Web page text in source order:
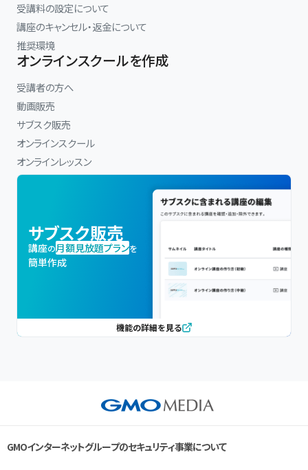
受講料の設定について
講座のキャンセル・返金について
推奨環境
オンラインスクールを作成
受講者の方へ
動画販売
サブスク販売
オンラインスクール
オンラインレッスン
サブスク販売
講座の月額見放題プランを
簡単作成
機能の詳細を見る
GMOインターネットグループのセキュリティ事業について